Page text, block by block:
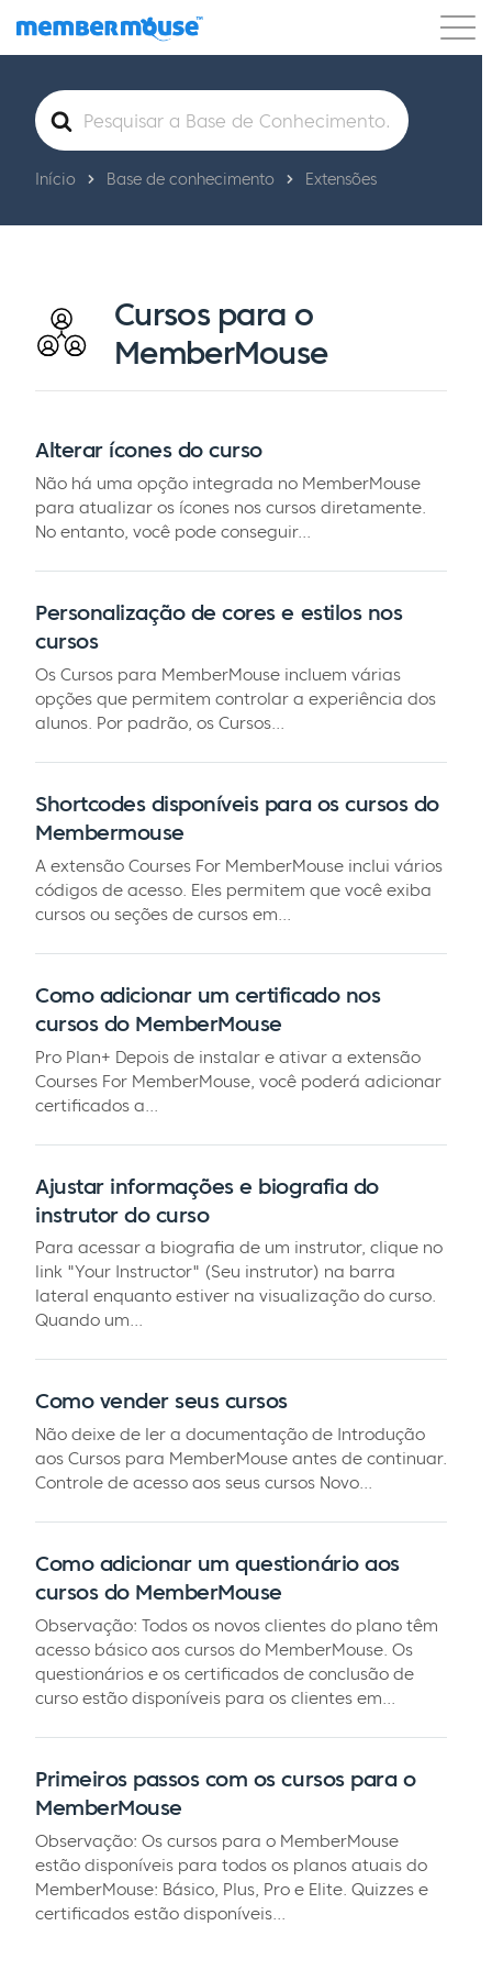
Recursos Clientes Preços
Começar a usar
Pesquisar
por
Início Base de conhecimento Extensões
Cursos para o
MemberMouse
Alterar ícones do curso
Não há uma opção integrada no MemberMouse
para atualizar os ícones nos cursos diretamente.
No entanto, você pode conseguir...
Personalização de cores e estilos nos
cursos
Os Cursos para MemberMouse incluem várias
opções que permitem controlar a experiência dos
alunos. Por padrão, os Cursos...
Shortcodes disponíveis para os cursos do
Membermouse
A extensão Courses For MemberMouse inclui vários
códigos de acesso. Eles permitem que você exiba
cursos ou seções de cursos em...
Como adicionar um certificado nos
cursos do MemberMouse
Pro Plan+ Depois de instalar e ativar a extensão
Courses For MemberMouse, você poderá adicionar
certificados a...
Ajustar informações e biografia do
instrutor do curso
Para acessar a biografia de um instrutor, clique no
link "Your Instructor" (Seu instrutor) na barra
lateral enquanto estiver na visualização do curso.
Quando um...
Como vender seus cursos
Não deixe de ler a documentação de Introdução
aos Cursos para MemberMouse antes de continuar.
Controle de acesso aos seus cursos Novo...
Como adicionar um questionário aos
cursos do MemberMouse
Observação: Todos os novos clientes do plano têm
acesso básico aos cursos do MemberMouse. Os
questionários e os certificados de conclusão de
curso estão disponíveis para os clientes em...
Primeiros passos com os cursos para o
MemberMouse
Observação: Os cursos para o MemberMouse
estão disponíveis para todos os planos atuais do
MemberMouse: Básico, Plus, Pro e Elite. Quizzes e
certificados estão disponíveis...